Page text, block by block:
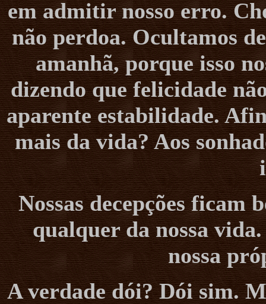
em admitir nosso erro.
não perdoa. Ocultamos
amanhã, porque isso
dizendo que felicidade
aparente estabilidade.
mais da vida? Aos
Nossas decepções ficam
qualquer da nossa
nossa
A verdade dói? Dói sim.